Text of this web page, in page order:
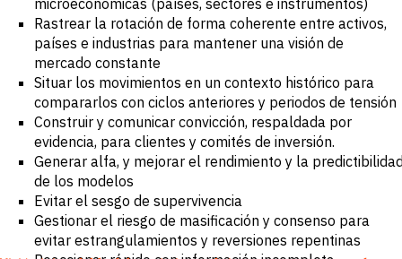
Oportunamente
Rastrear la rotación de forma coherente entre activos,
países e industrias para mantener una visión de
mercado constante
Situar los movimientos en un contexto histórico para
compararlos con ciclos anteriores y periodos de tensión
Construir y comunicar convicción, respaldada por
evidencia, para clientes y comités de inversión.
Generar alfa, y mejorar el rendimiento y la
de los modelos
Evitar el sesgo de supervivencia
Gestionar el riesgo de masificación y consenso para
evitar estrangulamientos y reversiones repentinas